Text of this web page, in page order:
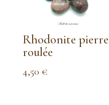
Rhodonite pierre
roulée
4,50 €